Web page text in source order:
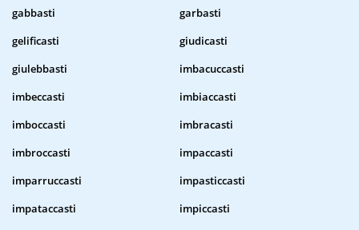
gabbasti
garbasti
gelificasti
giudicasti
giulebbasti
imbacuccasti
imbeccasti
imbiaccasti
imboccasti
imbracasti
imbroccasti
impaccasti
imparruccasti
impasticcasti
impataccasti
impiccasti